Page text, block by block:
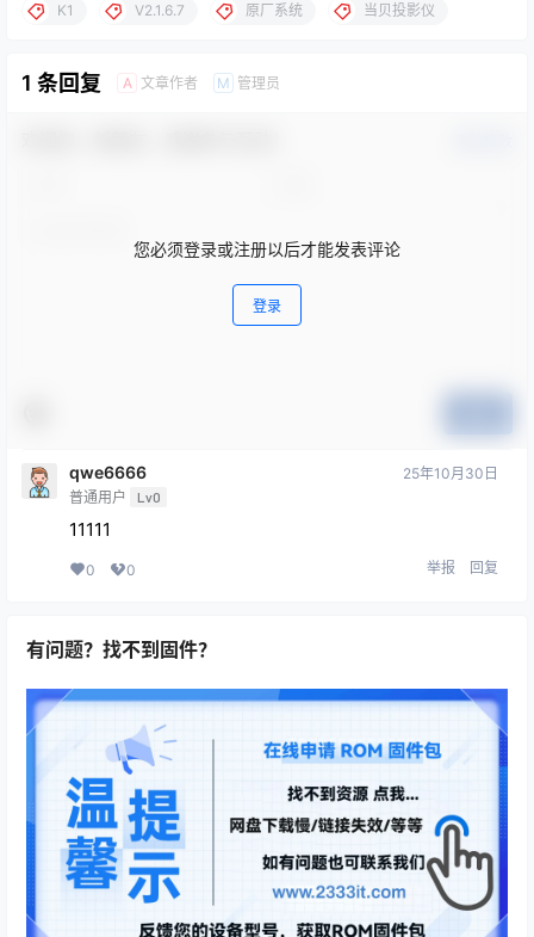
K1 V2.1.6.7 原厂系统 当贝投影仪
1 条回复 A 文章作者 M 管理员
您必须登录或注册以后才能发表评论
登录
qwe6666
普通用户 Lv0
25年10月30日
11111
0 0 举报 回复
有问题？找不到固件？